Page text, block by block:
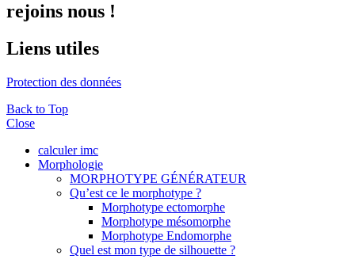
rejoins nous !
Liens utiles
Protection des données
Back to Top
Close
calculer imc
Morphologie
MORPHOTYPE GÉNÉRATEUR
Qu’est ce le morphotype ?
Morphotype ectomorphe
Morphotype mésomorphe
Morphotype Endomorphe
Quel est mon type de silhouette ?